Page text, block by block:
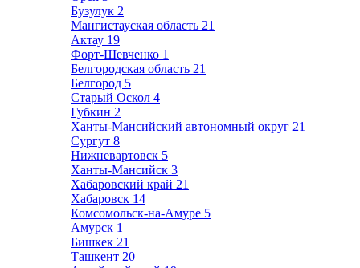
Бузулук 2
Мангистауская область 21
Актау 19
Форт-Шевченко 1
Белгородская область 21
Белгород 5
Старый Оскол 4
Губкин 2
Ханты-Мансийский автономный округ 21
Сургут 8
Нижневартовск 5
Ханты-Мансийск 3
Хабаровский край 21
Хабаровск 14
Комсомольск-на-Амуре 5
Амурск 1
Бишкек 21
Ташкент 20